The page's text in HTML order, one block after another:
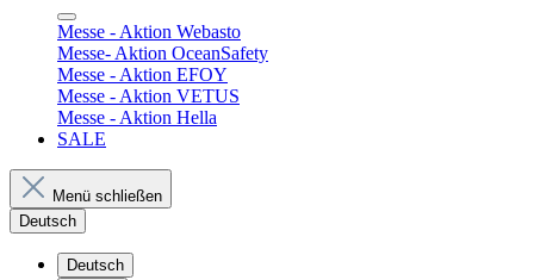
Messe - Aktion Webasto
Messe- Aktion OceanSafety
Messe - Aktion EFOY
Messe - Aktion VETUS
Messe - Aktion Hella
SALE
Menü schließen
Deutsch
Deutsch